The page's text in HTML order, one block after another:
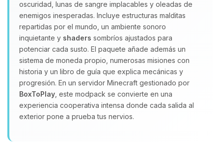
oscuridad, lunas de sangre implacables y oleadas de
enemigos inesperadas. Incluye estructuras malditas
repartidas por el mundo, un ambiente sonoro
inquietante y shaders sombríos ajustados para
potenciar cada susto. El paquete añade además un
sistema de moneda propio, numerosas misiones con
historia y un libro de guía que explica mecánicas y
progresión. En un servidor Minecraft gestionado por
BoxToPlay , este modpack se convierte en una
experiencia cooperativa intensa donde cada salida al
exterior pone a prueba tus nervios.